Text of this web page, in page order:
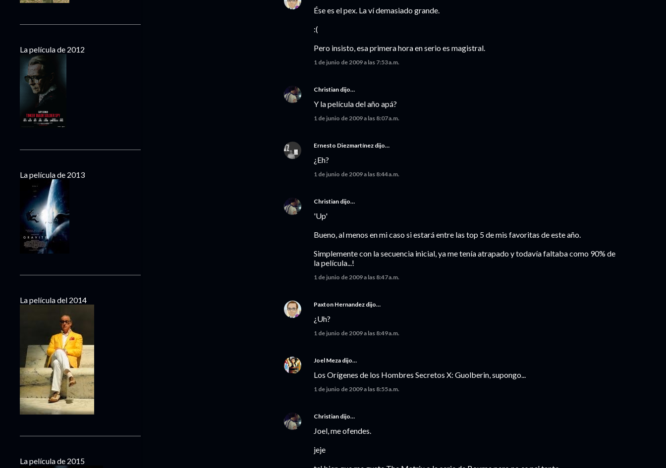
Ése es el pex. La ví demasiado grande.
:(
Pero insisto, esa primera hora en serio es magistral.
1 de junio de 2009 a las 7:53 a.m.
Christian dijo…
Y la película del año apá?
1 de junio de 2009 a las 8:07 a.m.
Ernesto Diezmartínez dijo…
¿Eh?
1 de junio de 2009 a las 8:44 a.m.
Christian dijo…
'Up'
Bueno, al menos en mi caso si estará entre las top 5 de mis favoritas de este año.
Simplemente con la secuencia inicial, ya me tenía atrapado y todavía faltaba como 90% de
la película...!
1 de junio de 2009 a las 8:47 a.m.
Paxton Hernandez dijo…
¿Uh?
1 de junio de 2009 a las 8:49 a.m.
Joel Meza dijo…
Los Orígenes de los Hombres Secretos X: Guolberin, supongo...
1 de junio de 2009 a las 8:55 a.m.
Christian dijo…
Joel, me ofendes.
jeje
La película de 2012
La película de 2013
La película del 2014
La película de 2015